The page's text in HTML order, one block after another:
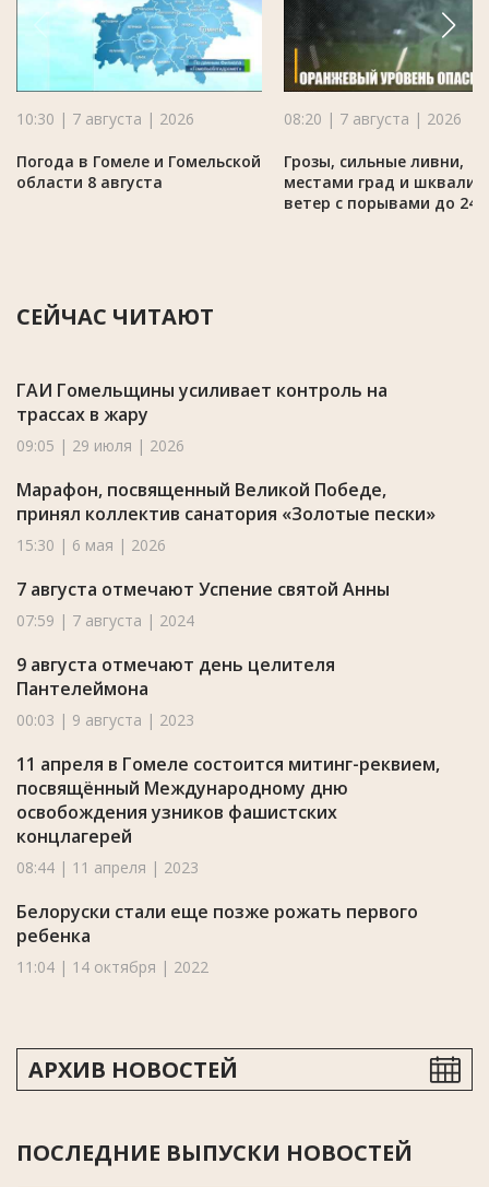
10:30 | 7 августа | 2026
Погода в Гомеле и Гомельской
области 8 августа
08:20 | 7 августа | 2026
Грозы, сильные ливни,
местами град и
ветер с порывами до 24
СЕЙЧАС ЧИТАЮТ
ГАИ Гомельщины усиливает контроль на
трассах в жару
09:05 | 29 июля | 2026
Марафон, посвященный Великой Победе,
принял коллектив санатория «Золотые пески»
15:30 | 6 мая | 2026
7 августа отмечают Успение святой Анны
07:59 | 7 августа | 2024
9 августа отмечают день целителя
Пантелеймона
00:03 | 9 августа | 2023
11 апреля в Гомеле состоится митинг-реквием,
посвящённый Международному дню
освобождения узников фашистских
концлагерей
08:44 | 11 апреля | 2023
Белоруски стали еще позже рожать первого
ребенка
11:04 | 14 октября | 2022
АРХИВ НОВОСТЕЙ
ПОСЛЕДНИЕ ВЫПУСКИ НОВОСТЕЙ